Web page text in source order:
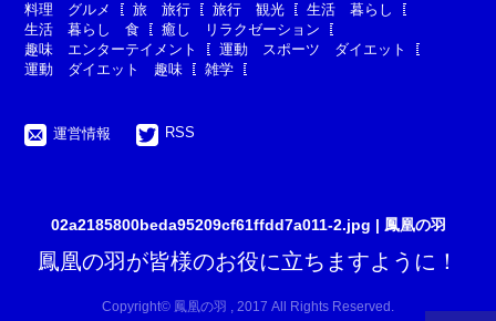
料理 グルメ
旅 旅行 旅行 観光
生活 暮らし
生活 暮らし 食
癒し リラクゼーション
趣味 エンターテイメント
運動 スポーツ ダイエット
運動 ダイエット 趣味
雑学
運営情報 RSS
02a2185800beda95209cf61ffdd7a011-2.jpg | 鳳凰の羽
鳳凰の羽が皆様のお役に立ちますように！
Copyright© 鳳凰の羽 , 2017 All Rights Reserved.